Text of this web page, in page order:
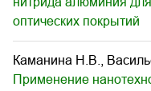
оптических покрытий
Каманина Н.В.,
Применение